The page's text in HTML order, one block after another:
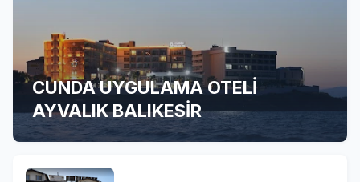
CUNDA UYGULAMA OTELİ
AYVALIK BALIKESİR